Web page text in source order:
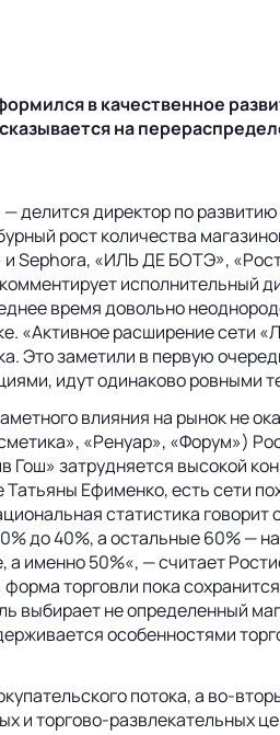
в качественное
на
делится директор по
рост количества
и Sephora, «ИЛЬ ДЕ БОТЭ»,
исполнительный
время довольно
«Активное расширение сети
Это заметили в первую
идут одинаково ровными
влияния на рынок не
«Ренуар», «Форум»)
Гош» затрудняется высокой
Ефименко, есть сети
статистика говорит
до 40%, а остальные 60% —
именно 50%«, — считает
торговли пока
выбирает не определенный
особенностями
потока, а во-
и торгово-развлекательных